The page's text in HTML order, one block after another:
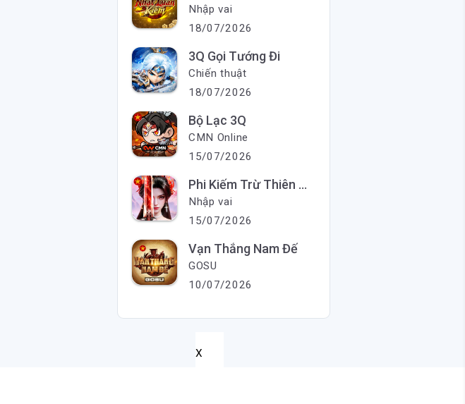
Nhập vai
18/07/2026
3Q Gọi Tướng Đi
Chiến thuật
18/07/2026
Bộ Lạc 3Q
CMN Online
15/07/2026
Phi Kiếm Trừ Thiên Ma
Nhập vai
15/07/2026
Vạn Thắng Nam Đế
GOSU
10/07/2026
X